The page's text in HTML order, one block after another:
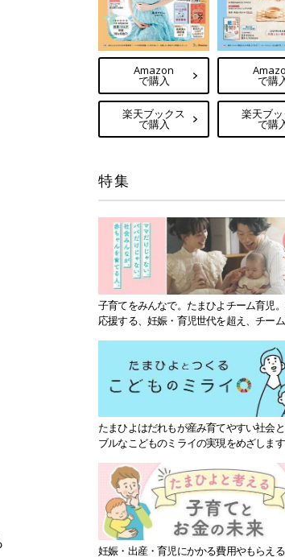
Amazon
で購入
楽天ブックス
で購入
で購
楽天ブ
で購
特集
子育てをみんなで。たまひよチーム育児
応援する、妊娠・育児世代を超え、チー
たまひよはだれもが産み育てやすい社会
ブルなこどものミライの実現をめざします
妊娠・出産・育児にかかる費用やもらえ